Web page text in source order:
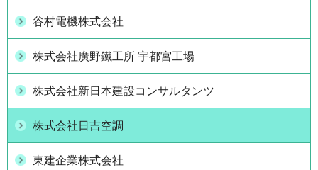
谷村電機株式会社
株式会社廣野鐵工所 宇都宮工場
株式会社新日本建設コンサルタンツ
株式会社日吉空調
東建企業株式会社